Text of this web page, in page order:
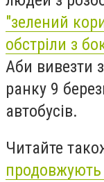
"зелений
обстріли з
Аби вивезти
ранку 9
автобусів.
Читайте